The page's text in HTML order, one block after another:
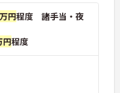
円程度 諸手当・夜
円程度